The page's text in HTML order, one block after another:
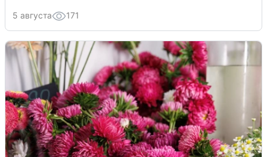
5 августа 171